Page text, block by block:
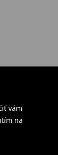
vám
na